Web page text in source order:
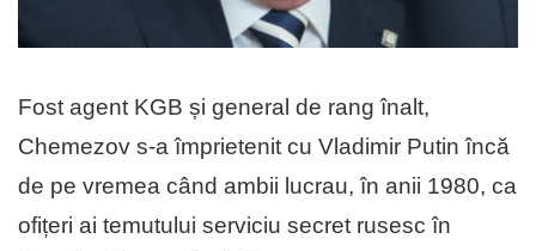
Fost agent KGB și general de rang înalt,
Chemezov s-a împrietenit cu Vladimir Putin încă
de pe vremea când ambii lucrau, în anii 1980, ca
ofițeri ai temutului serviciu secret rusesc în